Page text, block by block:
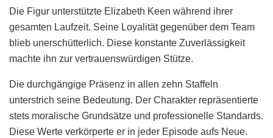
Die Figur unterstützte Elizabeth Keen während ihrer
gesamten Laufzeit. Seine Loyalität gegenüber dem Team
blieb unerschütterlich. Diese konstante Zuverlässigkeit
machte ihn zur vertrauenswürdigen Stütze.
Die durchgängige Präsenz in allen zehn Staffeln
unterstrich seine Bedeutung. Der Charakter repräsentierte
stets moralische Grundsätze und professionelle Standards.
Diese Werte verkörperte er in jeder Episode aufs Neue.